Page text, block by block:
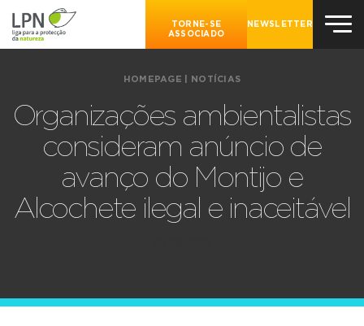
TORNE-SE
ASSOCIADO
NEWSLETTER
HOMEPAGE NOTÍCIAS
Organizações ambientalistas
consideram anúncio de
avanço do Montijo e
Alcochete ilegal e inaceitável